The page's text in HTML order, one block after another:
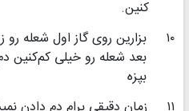
کنین.
۱۰
بزارین روی گاز اول شعله رو
بعد شعله رو خیلی کم‌کنین
بپزه